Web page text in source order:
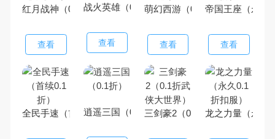
红月战神（0.1折火龙单职业）
查看
战火英雄（0.1折）
查看
萌幻西游（0.1折扣版）
查看
帝国王座（永久
查看
全民手速（首续0.1折）逍遥三国（0.1折）三剑豪2（0.1折武侠大世界）
龙之力量（永久